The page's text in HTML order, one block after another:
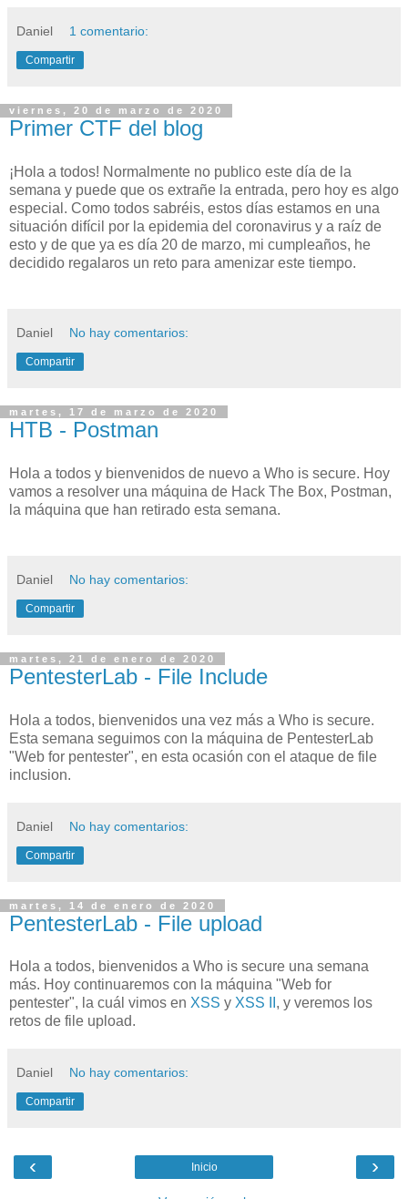
Daniel 1 comentario:
Compartir
viernes, 20 de marzo de 2020
Primer CTF del blog
¡Hola a todos! Normalmente no publico este día de la
semana y puede que os extrañe la entrada, pero hoy es algo
especial. Como todos sabréis, estos días estamos en una
situación difícil por la epidemia del coronavirus y a raíz de
esto y de que ya es día 20 de marzo, mi cumpleaños, he
decidido regalaros un reto para amenizar este tiempo.
Daniel No hay comentarios:
Compartir
martes, 17 de marzo de 2020
HTB - Postman
Hola a todos y bienvenidos de nuevo a Who is secure. Hoy
vamos a resolver una máquina de Hack The Box, Postman,
la máquina que han retirado esta semana.
Daniel No hay comentarios:
Compartir
martes, 21 de enero de 2020
PentesterLab - File Include
Hola a todos, bienvenidos una vez más a Who is secure.
Esta semana seguimos con la máquina de PentesterLab
"Web for pentester", en esta ocasión con el ataque de file
inclusion.
Daniel No hay comentarios:
Compartir
martes, 14 de enero de 2020
PentesterLab - File upload
Hola a todos, bienvenidos a Who is secure una semana
más. Hoy continuaremos con la máquina "Web for
pentester", la cuál vimos en XSS y XSS II , y veremos los
retos de file upload.
Daniel No hay comentarios:
Compartir
‹ ›
Inicio